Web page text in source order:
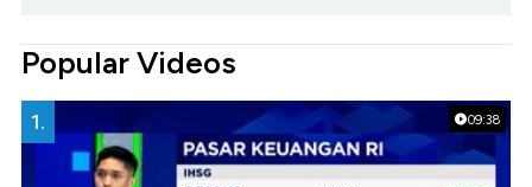
Popular Videos
09:38
1.